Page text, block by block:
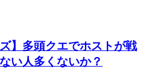
】多頭クエでホストが戦
い人多くないか？